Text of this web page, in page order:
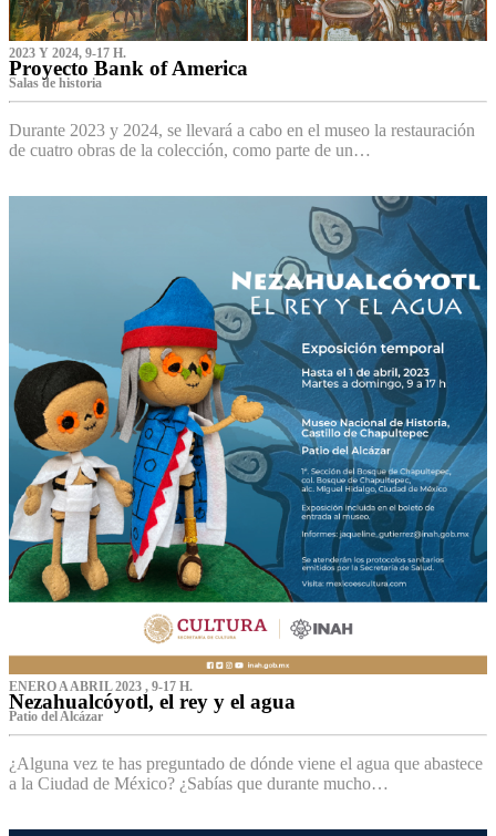
2023 Y 2024, 9-17 H.
Proyecto Bank of America
S‌alas de historia
Durante 2023 y 2024, se llevará a cabo en el museo la restauración
de cuatro obras de la colección, como parte de un…
ENERO A ABRIL 2023 , 9-17 H.
Nezahualcóyotl, el rey y el agua
Patio del Alcázar
¿Alguna vez te has preguntado de dónde viene el agua que abastece
a la Ciudad de México? ¿Sabías que durante mucho…